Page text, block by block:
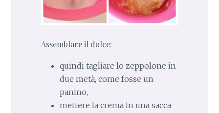
Assemblare il dolce:
quindi tagliare lo zeppolone in
due metà, come fosse un
panino,
mettere la crema in una sacca